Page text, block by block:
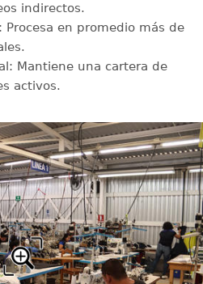
indirectos.
Procesa en promedio más de
Mantiene una cartera de
activos.